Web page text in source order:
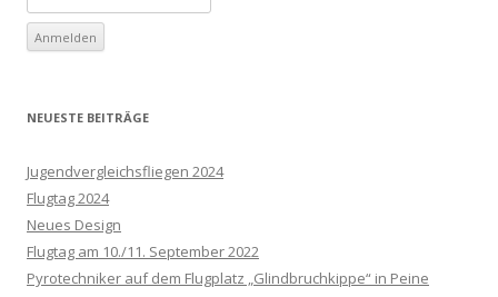
NEUESTE BEITRÄGE
Jugendvergleichsfliegen 2024
Flugtag 2024
Neues Design
Flugtag am 10./11. September 2022
Pyrotechniker auf dem Flugplatz „Glindbruchkippe“ in Peine